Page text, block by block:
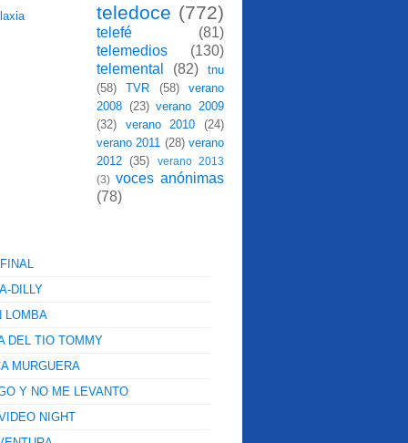
teledoce (772)
telefé
(81)
telemedios
(130)
telemental
(82)
tnu
(58)
TVR (58)
verano
2008 (23) verano 2009
(32)
verano 2010
(24)
verano 2011 (28) verano
2012 (35)
verano 2013
(3) voces anónimas
(78)
DILLY
LOMBA
DEL TIO TOMMY
MURGUERA
Y NO ME LEVANTO
NIGHT